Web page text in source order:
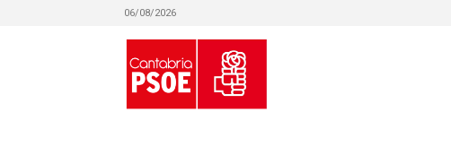
06/08/2026